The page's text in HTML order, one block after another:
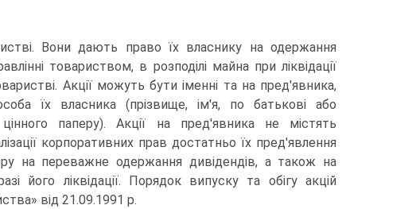
Вони дають право їх власнику на одержання
товариством, в розподілі майна при ліквідації
Акції можуть бути іменні та на пред'явника,
їх власника (прізвище, ім'я, по батькові або
паперу). Акції на пред'явника не містять
корпоративних прав достатньо їх пред'явлення
на переважне одержання дивідендів, а також на
його ліквідації. Порядок випуску та обігу акцій
від 21.09.1991 р.